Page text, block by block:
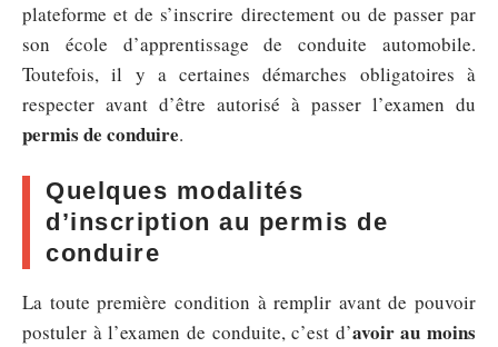
plateforme et de s’inscrire directement ou de passer par
son école d’apprentissage de conduite automobile.
Toutefois, il y a certaines démarches obligatoires à
respecter avant d’être autorisé à passer l’examen du
permis de conduire.
Quelques modalités
d’inscription au permis de
conduire
La toute première condition à remplir avant de pouvoir
postuler à l’examen de conduite, c’est d’avoir au moins